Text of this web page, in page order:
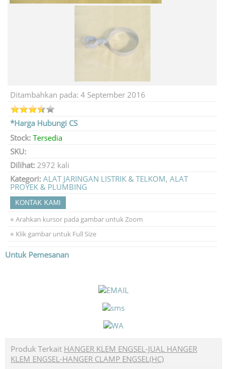
Ditambahkan pada: 4 September 2016
*Harga Hubungi CS
Stock: Tersedia
SKU:
Dilihat: 2972 kali
Kategori: ALAT JARINGAN LISTRIK & TELKOM, ALAT
PROYEK & PLUMBING
KONTAK KAMI
« Arahkan kursor pada gambar untuk Zoom
« Klik gambar untuk Full Size
Untuk Pemesanan
Produk Terkait HANGER KLEM ENGSEL-JUAL HANGER
KLEM ENGSEL-HANGER CLAMP ENGSEL(HC)